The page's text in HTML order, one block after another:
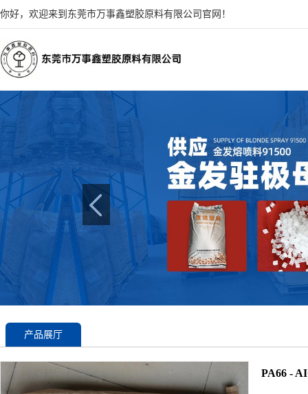
你好，欢迎来到东莞市万事鑫塑胶原料有限公司官网！
产品展厅
PA66 -